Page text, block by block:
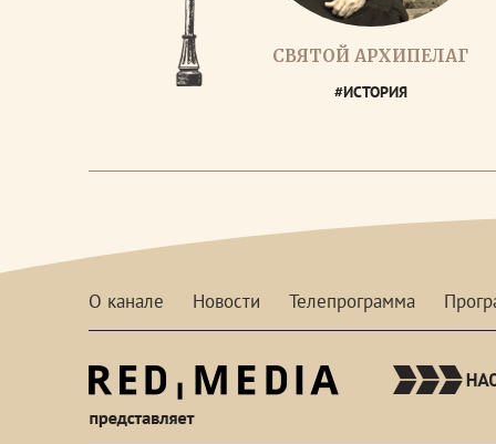
СВЯТОЙ АРХИПЕЛАГ
#ИСТОРИЯ
О канале Новости Телепрограмма